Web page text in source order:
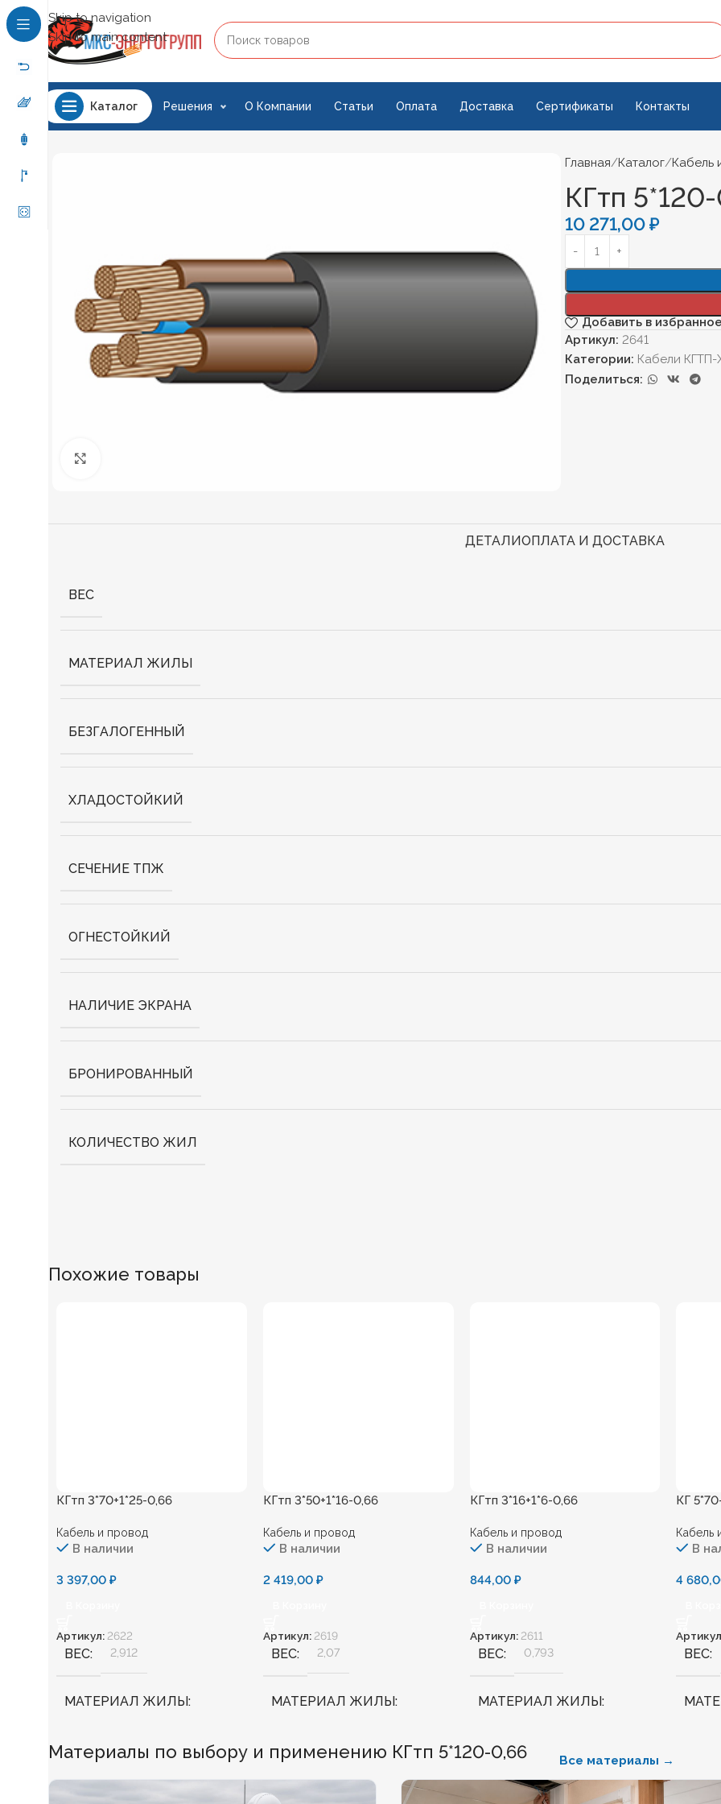
Skip to navigation
Skip to main content
Каталог Решения О Компании Статьи Оплата Доставка Сертификаты Контакты
Главная Каталог Кабель
КГтп
10 271,00₽
Добавить в
Артикул: 2641
Категории: Кабели КГТП-
Поделиться:
ДЕТАЛИОПЛАТА И ДОСТАВКА
ВЕС
МАТЕРИАЛ ЖИЛЫ
БЕЗГАЛОГЕННЫЙ
ХЛАДОСТОЙКИЙ
СЕЧЕНИЕ ТПЖ
ОГНЕСТОЙКИЙ
НАЛИЧИЕ ЭКРАНА
БРОНИРОВАННЫЙ
КОЛИЧЕСТВО ЖИЛ
Похожие товары
КГтп 3*70+1*25-0,66
Кабель и провод
В наличии
3 397,00 ₽
Артикул: 2622
ВЕС 2,912
МАТЕРИАЛ ЖИЛЫ
КГтп 3*50+1*16-0,66
Кабель и провод
В наличии
2 419,00 ₽
Артикул: 2619
ВЕС 2,07
МАТЕРИАЛ ЖИЛЫ
БЕЗГАЛОГЕННЫЙ Нет
КГтп 3*16+1*6-0,66
Кабель и провод
В наличии
844,00 ₽
Артикул: 2611
ВЕС 0,793
МАТЕРИАЛ ЖИЛЫ
Медь
БЕЗГАЛОГЕННЫЙ Нет
КГ
Кабель
В
4
ВЕС
Материалы по выбору и применению КГтп 5*120-0,66 Все материалы →